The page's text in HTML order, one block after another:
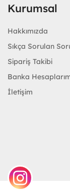
Kurumsal
Hakkımızda
Sıkça Sorulan
Sipariş Takibi
Banka
İletişim